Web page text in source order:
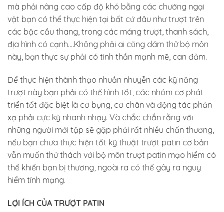
mà phải nâng cao cấp độ khó bằng các chướng ngại
vật bạn có thể thực hiện tại bất cứ đâu như trượt trên
các bậc cầu thang, trong các máng trượt, thanh sách,
địa hình có cạnh….Không phải ai cũng dám thử bộ môn
này, bạn thực sự phải có tinh thần mạnh mẽ, can đảm.
Để thực hiện thành thạo nhuần nhuyễn các kỹ năng
trượt này bạn phải có thể hình tốt, các nhóm cơ phát
triển tốt đặc biệt là cơ bụng, cơ chân và động tác phản
xạ phải cực kỳ nhanh nhạy. Và chắc chắn rằng với
những người mới tập sẽ gặp phải rất nhiều chấn thương,
nếu bạn chưa thực hiện tốt kỹ thuật trượt patin cơ bản
vẫn muốn thử thách với bộ môn trượt patin mạo hiểm có
thể khiến bạn bị thương, ngoài ra có thể gây ra nguy
hiểm tính mạng.
LỢI ÍCH CỦA TRƯỢT PATIN